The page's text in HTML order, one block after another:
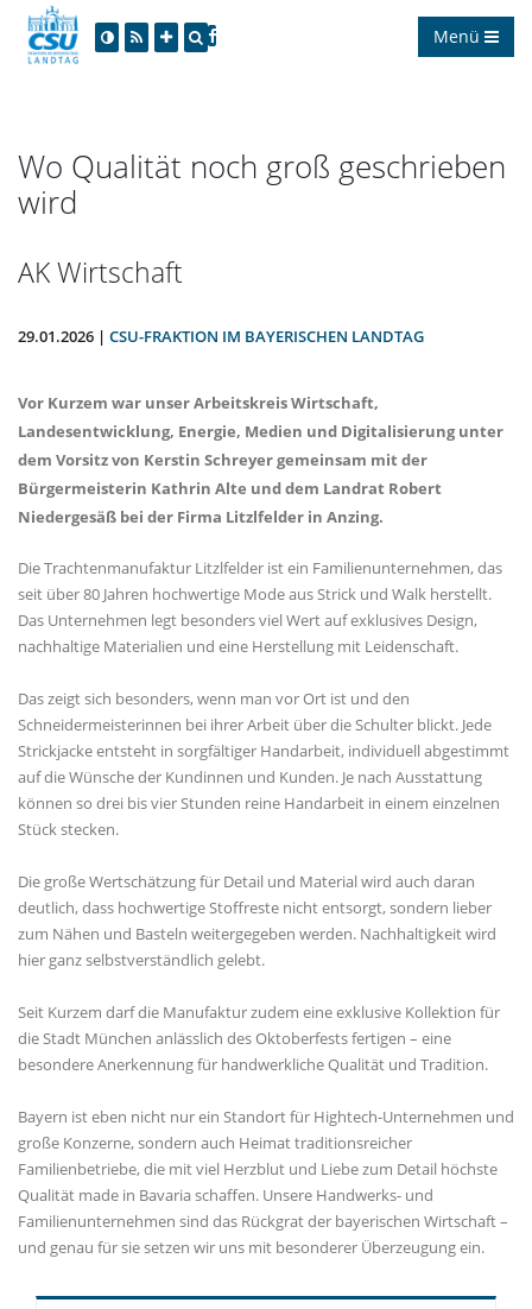
Menü
Wo Qualität noch groß geschrieben
wird
AK Wirtschaft
29.01.2026 | CSU-FRAKTION IM BAYERISCHEN LANDTAG
Vor Kurzem war unser Arbeitskreis Wirtschaft,
Landesentwicklung, Energie, Medien und Digitalisierung unter
dem Vorsitz von Kerstin Schreyer gemeinsam mit der
Bürgermeisterin Kathrin Alte und dem Landrat Robert
Niedergesäß bei der Firma Litzlfelder in Anzing.
Die Trachtenmanufaktur Litzlfelder ist ein Familienunternehmen, das
seit über 80 Jahren hochwertige Mode aus Strick und Walk herstellt.
Das Unternehmen legt besonders viel Wert auf exklusives Design,
nachhaltige Materialien und eine Herstellung mit Leidenschaft.
Das zeigt sich besonders, wenn man vor Ort ist und den
Schneidermeisterinnen bei ihrer Arbeit über die Schulter blickt. Jede
Strickjacke entsteht in sorgfältiger Handarbeit, individuell abgestimmt
auf die Wünsche der Kundinnen und Kunden. Je nach Ausstattung
können so drei bis vier Stunden reine Handarbeit in einem einzelnen
Stück stecken.
Die große Wertschätzung für Detail und Material wird auch daran
deutlich, dass hochwertige Stoffreste nicht entsorgt, sondern lieber
zum Nähen und Basteln weitergegeben werden. Nachhaltigkeit wird
hier ganz selbstverständlich gelebt.
Seit Kurzem darf die Manufaktur zudem eine exklusive Kollektion für
die Stadt München anlässlich des Oktoberfests fertigen – eine
besondere Anerkennung für handwerkliche Qualität und Tradition.
Bayern ist eben nicht nur ein Standort für Hightech-Unternehmen und
große Konzerne, sondern auch Heimat traditionsreicher
Familienbetriebe, die mit viel Herzblut und Liebe zum Detail höchste
Qualität made in Bavaria schaffen. Unsere Handwerks- und
Familienunternehmen sind das Rückgrat der bayerischen Wirtschaft –
und genau für sie setzen wir uns mit besonderer Überzeugung ein.